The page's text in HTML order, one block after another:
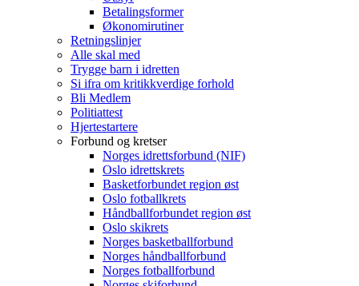
Betalingsformer
Økonomirutiner
Retningslinjer
Alle skal med
Trygge barn i idretten
Si ifra om kritikkverdige forhold
Bli Medlem
Politiattest
Hjertestartere
Forbund og kretser
Norges idrettsforbund (NIF)
Oslo idrettskrets
Basketforbundet region øst
Oslo fotballkrets
Håndballforbundet region øst
Oslo skikrets
Norges basketballforbund
Norges håndballforbund
Norges fotballforbund